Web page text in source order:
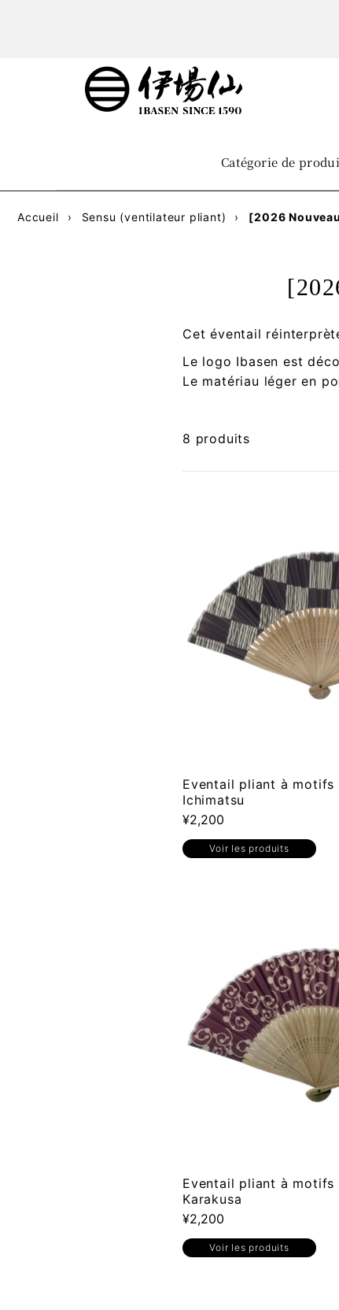
Catégorie de
Accueil › Sensu (ventilateur pliant) › [2026
Cet éventail
Le logo Ibasen est
Le matériau léger en
8 produits
Eventail pliant à motifs
Ichimatsu
¥2,200
Voir les produits
Eventail pliant à motifs
Karakusa
¥2,200
Voir les produits